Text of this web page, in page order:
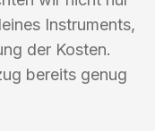
Instruments,
der Kosten.
bereits genug